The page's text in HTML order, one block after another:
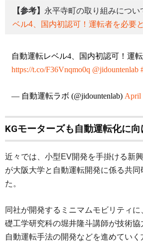
【参考】 永平寺町の取り組みについ
ベル4、国内初認可！運転者を必要
自動運転レベル4、国内初認可！運
https://t.co/F36Vnqmo0q @jidountenlab
— 自動運転ラボ (@jidountenlab) April
KGモーターズも自動運転化に
近々では、小型EV開発を手掛ける新
が大阪大学と自動運転開発に係る共同
た。
同社が開発するミニマムモビリティ
礎工学研究科の堀井隆斗講師が技術
自動運転手法の開発などを進めていく